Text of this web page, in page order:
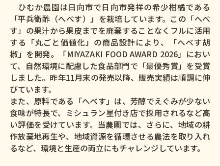
ひむか農園は日向市で日向市発祥の希少柑橘である
「平兵衛酢（へべす）」を栽培しています。この「へべ
す」の果汁から果皮までを廃棄することなくフルに活用
する「丸ごと価値化」の商品設計により、「へべす胡
椒」を開発。「MIYAZAKI FOOD AWARD 2026」におい
て、自然環境に配慮した食品部門で「最優秀賞」を受賞
しました。昨年11月末の発売以降、販売実績は順調に伸
びています。
また、原料である「へべす」は、芳醇でえぐみが少ない
食味が特長で、ミシュラン星付き店で採用されるなど高
い評価を受けています。当農園では、さらに、地域の耕
作放棄地再生や、地域資源を循環させる農法を取り入れ
るなど、環境と生産の両立にもチャレンジしています。